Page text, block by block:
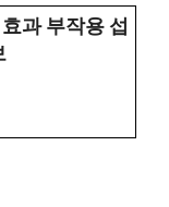
과 부작용 섭